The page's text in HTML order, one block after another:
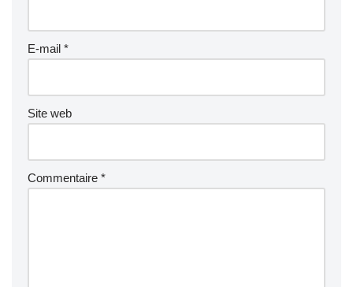
E-mail *
Site web
Commentaire *